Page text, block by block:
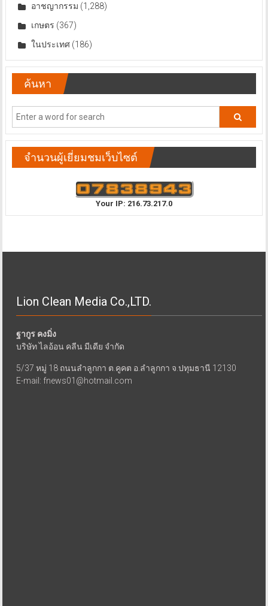
อาชญากรรม (1,288)
เกษตร (367)
ในประเทศ(186)
ค้นหา
จำนวนผู้เยี่ยมชมเว็บไซต์
Your IP: 216.73.217.0
Lion Clean Media Co.,LTD.
ฐากูร คงมิ่ง
บริษัท ไลอ้อน คลีน มีเดีย จำกัด
5/37 หมู่ 18 ถนนลำลูกกา ต.คูคต อ.ลำลูกกา จ.ปทุมธานี 12130
E-mail: fnews01@hotmail.com